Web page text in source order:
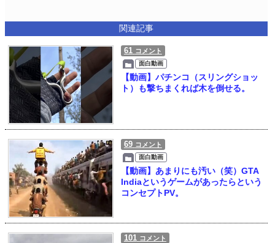
関連記事
61 コメント
面白動画
【動画】パチンコ（スリングショッ
ト）も撃ちまくれば木を倒せる。
69 コメント
面白動画
【動画】あまりにも汚い（笑）GTA
Indiaというゲームがあったらという
コンセプトPV。
101 コメント